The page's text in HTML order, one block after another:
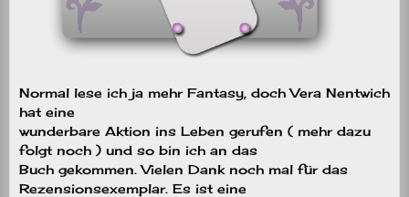
Normal lese ich ja mehr Fantasy, doch Vera Nentwich
hat eine
wunderbare Aktion ins Leben gerufen ( mehr dazu
folgt noch ) und so bin ich an das
Buch gekommen. Vielen Dank noch mal für das
Rezensionsexemplar. Es ist eine